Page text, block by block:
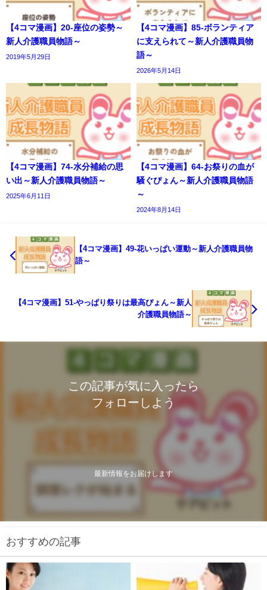
【4コマ漫画】20-座位の姿勢～
新人介護職員物語～
2019年5月29日
【4コマ漫画】85-ボランティア
に支えられて～新人介護職員物
語～
2026年5月14日
【4コマ漫画】74-水分補給の思
い出～新人介護職員物語～
2025年6月11日
【4コマ漫画】64-お祭りの血が
騒ぐぴょん～新人介護職員物語
～
2024年8月14日
【4コマ漫画】49-花いっぱい運動～新人介護職員物
語～
【4コマ漫画】51-やっぱり祭りは最高ぴょん～新人
介護職員物語～
この記事が気に入ったら
フォローしよう
最新情報をお届けします
おすすめの記事